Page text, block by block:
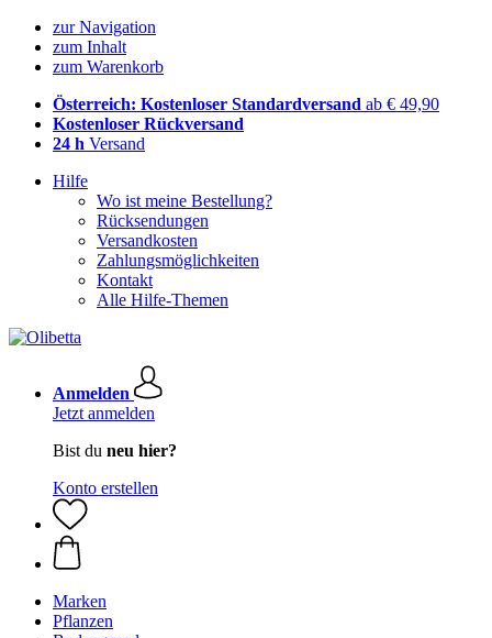
zur Navigation
zum Inhalt
zum Warenkorb
Österreich: Kostenloser Standardversand ab € 49,90
Kostenloser Rückversand
24 h Versand
Hilfe
Wo ist meine Bestellung?
Rücksendungen
Versandkosten
Zahlungsmöglichkeiten
Kontakt
Alle Hilfe-Themen
Anmelden
Jetzt anmelden
Bist du neu hier?
Konto erstellen
Marken
Pflanzen